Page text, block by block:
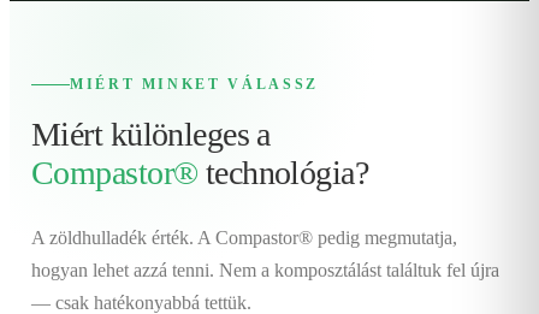
MIÉRT MINKET VÁLASSZ
Miért különleges a
Compastor® technológia?
A zöldhulladék érték. A Compastor® pedig megmutatja,
hogyan lehet azzá tenni. Nem a komposztálást találtuk fel újra
— csak hatékonyabbá tettük.